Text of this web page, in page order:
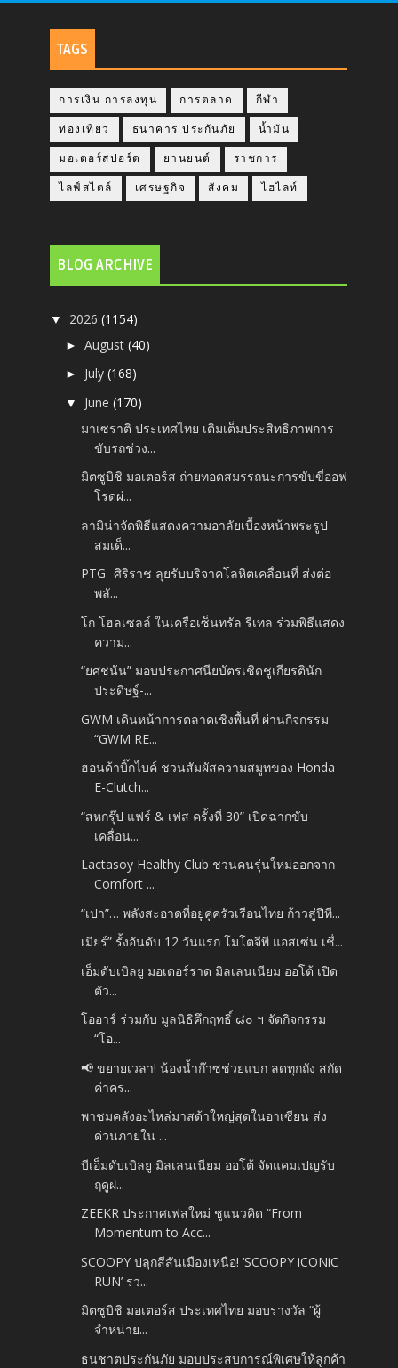
TAGS
การเงิน การลงทุน การตลาด กีฬา
ท่องเที่ยว ธนาคาร ประกันภัย น้ำมัน
มอเตอร์สปอร์ต ยานยนต์ ราชการ
ไลฟ์สไตล์ เศรษฐกิจ สังคม ไฮไลท์
BLOG ARCHIVE
▼ 2026(1154)
►August(40)
► July(168)
▼ June(170)
มาเซราติ ประเทศไทย เติมเต็มประสิทธิภาพการ
ขับรถช่วง...
มิตซูบิชิ มอเตอร์ส ถ่ายทอดสมรรถนะการขับขี่ออฟ
โรดผ่...
ลามิน่าจัดพิธีแสดงความอาลัยเบื้องหน้าพระรูป
สมเด็...
PTG -ศิริราช ลุยรับบริจาคโลหิตเคลื่อนที่ ส่งต่อ
พลั...
โก โฮลเซลล์ ในเครือเซ็นทรัล รีเทล ร่วมพิธีแสดง
ความ...
“ยศชนัน” มอบประกาศนียบัตรเชิดชูเกียรตินัก
ประดิษฐ์-...
GWM เดินหน้าการตลาดเชิงพื้นที่ ผ่านกิจกรรม
“GWM RE...
ฮอนด้าบิ๊กไบค์ ชวนสัมผัสความสมูทของ Honda
E-Clutch...
“สหกรุ๊ป แฟร์ & เฟส ครั้งที่ 30” เปิดฉากขับ
เคลื่อน...
Lactasoy Healthy Club ชวนคนรุ่นใหม่ออกจาก
Comfort ...
“เปา”… พลังสะอาดที่อยู่คู่ครัวเรือนไทย ก้าวสู่ปีที...
เมียร์” รั้งอันดับ 12 วันแรก โมโตจีพี แอสเซ่น เชื่...
เอ็มดับเบิลยู มอเตอร์ราด มิลเลนเนียม ออโต้ เปิด
ตัว...
โออาร์ ร่วมกับ มูลนิธิคึกฤทธิ์ ๘๐ ฯ จัดกิจกรรม
“โอ...
📢 ขยายเวลา! น้องน้ำก๊าซช่วยแบก ลดทุกถัง สกัด
ค่าคร...
พาชมคลังอะไหล่มาสด้าใหญ่สุดในอาเซียน ส่ง
ด่วนภายใน ...
บีเอ็มดับเบิลยู มิลเลนเนียม ออโต้ จัดแคมเปญรับ
ฤดูฝ...
ZEEKR ประกาศเฟสใหม่ ชูแนวคิด “From
Momentum to Acc...
SCOOPY ปลุกสีสันเมืองเหนือ! ‘SCOOPY iCONiC
RUN’ รว...
มิตซูบิชิ มอเตอร์ส ประเทศไทย มอบรางวัล “ผู้
จำหน่าย...
ธนชาตประกันภัย มอบประสบการณ์พิเศษให้ลูกค้า